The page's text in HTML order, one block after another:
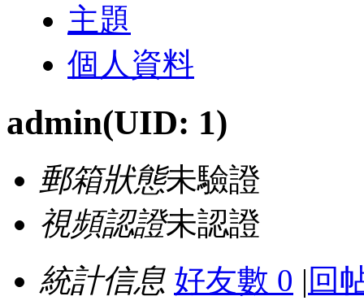
主題
個人資料
admin(UID: 1)
郵箱狀態未驗證
視頻認證未認證
統計信息 好友數 0 | 回